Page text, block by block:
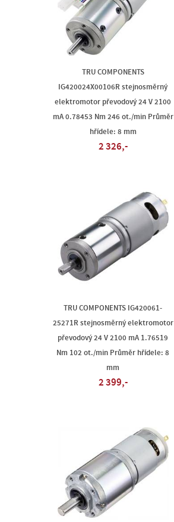
TRU COMPONENTS
IG420024X00106R stejnosměrný
elektromotor převodový 24 V 2100
mA 0.78453 Nm 246 ot./min Průměr
hřídele: 8 mm
2 326,-
TRU COMPONENTS IG420061-
25271R stejnosměrný elektromotor
převodový 24 V 2100 mA 1.76519
Nm 102 ot./min Průměr hřídele: 8
mm
2 399,-